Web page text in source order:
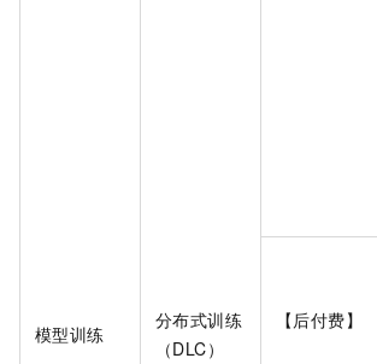
模型训练
分布式训练
（DLC）
【后付费】